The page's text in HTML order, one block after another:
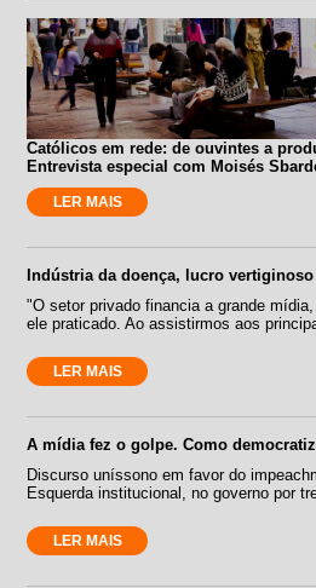
Católicos em rede: de ouvintes a
Entrevista especial com Moisés
LER MAIS
Indústria da doença, lucro vertiginoso
"O setor privado financia a grande
ele praticado. Ao assistirmos aos
LER MAIS
A mídia fez o golpe. Como
Discurso uníssono em favor do
Esquerda institucional, no governo por
LER MAIS